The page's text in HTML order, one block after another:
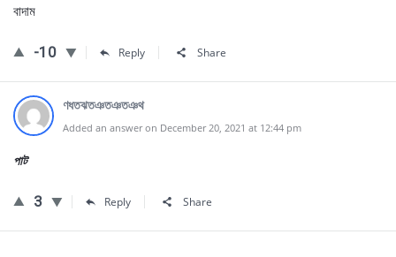
বাদাম
-10 Reply Share
ণধতঝতঞতঞতঞথ
Added an answer on December 20, 2021 at 12:44 pm
পাট
3 Reply Share